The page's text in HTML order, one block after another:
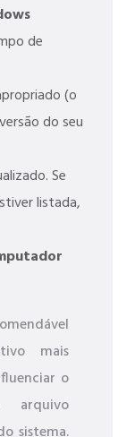
de
(o
do seu
Se
listada,
mais
o
arquivo